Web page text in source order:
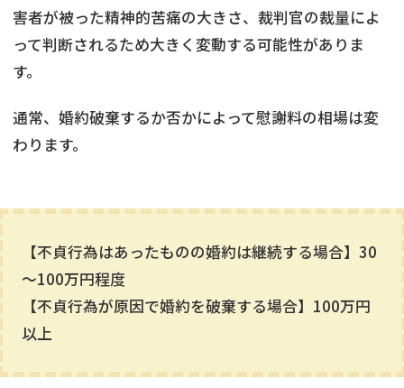
害者が被った精神的苦痛の大きさ、裁判官の裁量によ
って判断されるため大きく変動する可能性がありま
す。
通常、婚約破棄するか否かによって慰謝料の相場は変
わります。
【不貞行為はあったものの婚約は継続する場合】30
～100万円程度
【不貞行為が原因で婚約を破棄する場合】100万円
以上